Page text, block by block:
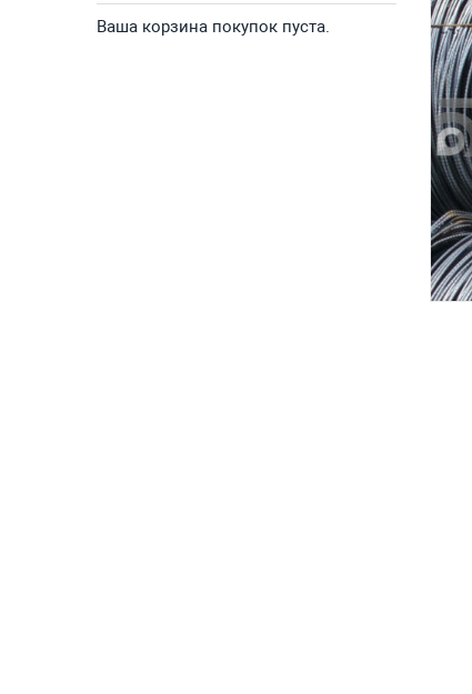
Ваша корзина покупок пуста.